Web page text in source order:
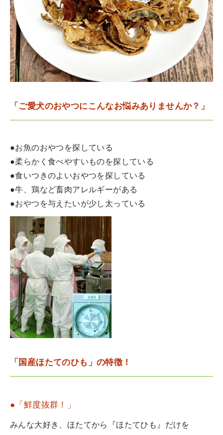
「ご愛犬のおやつにこんなお悩みありませんか？」
●お魚のおやつを探している
●柔らかく食べやすいものを探している
●食いつきのよいおやつを探している
●牛、鶏など畜肉アレルギーがある
●おやつを与えたいが少し太っている
「国産ほたてのひも」の特徴！
●「鮮度抜群！」
みんな大好き、ほたてから『ほたてひも』だけを